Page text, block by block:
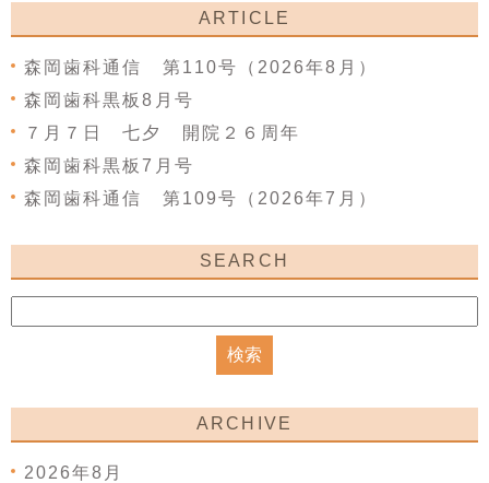
ARTICLE
森岡歯科通信 第110号（2026年8月）
森岡歯科黒板8月号
７月７日 七夕 開院２６周年
森岡歯科黒板7月号
森岡歯科通信 第109号（2026年7月）
SEARCH
ARCHIVE
2026年8月